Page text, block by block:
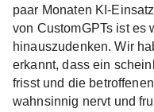
paar Monaten KI-
von CustomGPTs ist es
hinauszudenken. Wir
erkannt, dass ein
frisst und die
wahnsinnig nervt und